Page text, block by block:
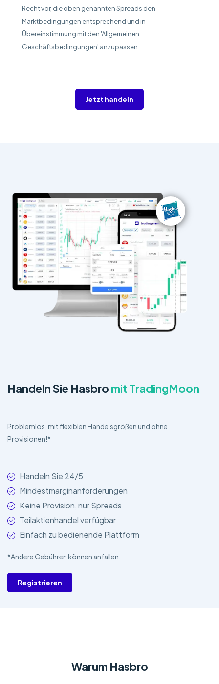
Recht vor, die oben genannten Spreads den
Marktbedingungen entsprechend und in
Übereinstimmung mit den 'Allgemeinen
Geschäftsbedingungen' anzupassen.
Jetzt handeln
Handeln Sie Hasbro mit TradingMoon
Problemlos, mit flexiblen Handelsgrößen und ohne
Provisionen!*
Handeln Sie 24/5
Mindestmarginanforderungen
Keine Provision, nur Spreads
Teilaktienhandel verfügbar
Einfach zu bedienende Plattform
*Andere Gebühren können anfallen.
Registrieren
Warum Hasbro